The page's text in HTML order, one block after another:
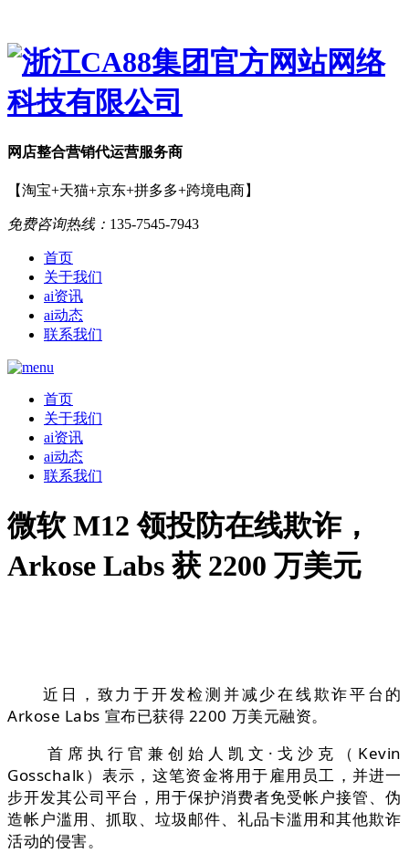
网店整合营销代运营服务商
【淘宝+天猫+京东+拼多多+跨境电商】
免费咨询热线： 135-7545-7943
首页
关于我们
ai资讯
ai动态
联系我们
首页
关于我们
ai资讯
ai动态
联系我们
微软 M12 领投防在线欺诈，
Arkose Labs 获 2200 万美元
近日，致力于开发检测并减少在线欺诈平台的
Arkose Labs 宣布已获得 2200 万美元融资。
首席执行官兼创始人凯文·戈沙克（Kevin
Gosschalk）表示，这笔资金将用于雇用员工，并进一
步开发其公司平台，用于保护消费者免受帐户接管、伪
造帐户滥用、抓取、垃圾邮件、礼品卡滥用和其他欺诈
活动的侵害。